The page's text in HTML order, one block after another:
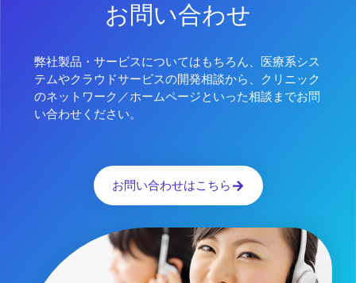
お問い合わせ
弊社製品・サービスについてはもちろん、医療系シス
テムやクラウドサービスの開発相談から、クリニック
のネットワーク／ホームページといった相談までお問
い合わせください。
お問い合わせはこちら